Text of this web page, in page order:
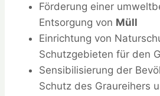
Förderung einer
Entsorgung von Müll
Einrichtung von
Schutzgebieten für den
Sensibilisierung der
Schutz des Graureihers